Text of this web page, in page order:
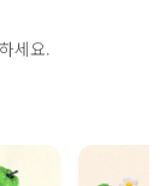
세요.